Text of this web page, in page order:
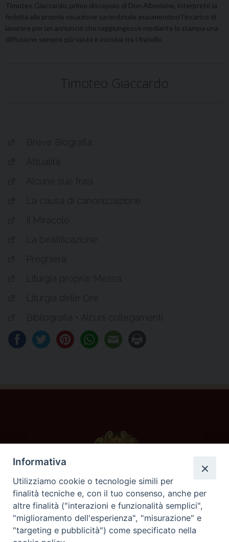
Timoteo Giaccardo, pri­mo discepolo di Don Alberione, interpretò la
fedeltà alla propria vocazione sacerdotale assumendosi l’incarico di
lavorare per un annuncio che raggiungesse mediante la stampa una
diffusione sempre più vasta e incisiva tra i fratelli».
Timoteo Giaccardo
Breve Biografia
Attualità
Alcune sue frasi
La causa di canonizzazione
Il Miracolo
La beatificazione
Preghiera
Liturgia propria: Messa
Liturgia delle Ore
Bibliografia • Alcuni collegamenti
POSTULATORE GENERALE
Via Alessandro Severo 58, 00145 Roma, Italia
Informativa
Utilizziamo cookie o tecnologie simili per
finalità tecniche e, con il tuo consenso, anche per
altre finalità ("interazioni e funzionalità semplici",
"miglioramento dell'esperienza", "misurazione" e
"targeting e pubblicità") come specificato nella